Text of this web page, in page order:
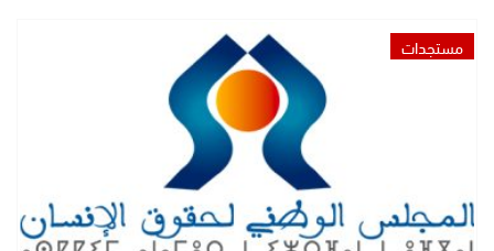
مستجدات